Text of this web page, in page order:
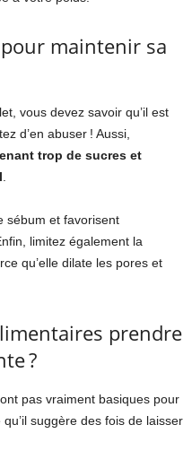
maintenir sa
vous devez savoir qu’il est
d’en abuser ! Aussi,
trop de sucres et
sébum et favorisent
limitez également la
qu’elle dilate les pores et
prendre
?
pas vraiment basiques pour
suggère des fois de laisser